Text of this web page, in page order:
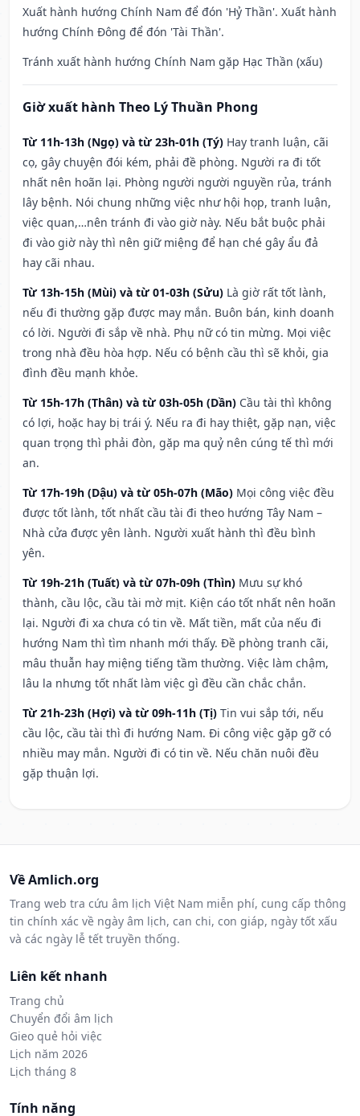
Xuất hành hướng Chính Nam để đón 'Hỷ Thần'. Xuất hành
hướng Chính Đông để đón 'Tài Thần'.
Tránh xuất hành hướng Chính Nam gặp Hạc Thần (xấu)
Giờ xuất hành Theo Lý Thuần Phong
Từ 11h-13h (Ngọ) và từ 23h-01h (Tý) Hay tranh luận, cãi
cọ, gây chuyện đói kém, phải đề phòng. Người ra đi tốt
nhất nên hoãn lại. Phòng người người nguyền rủa, tránh
lây bệnh. Nói chung những việc như hội họp, tranh luận,
việc quan,…nên tránh đi vào giờ này. Nếu bắt buộc phải
đi vào giờ này thì nên giữ miệng để hạn ché gây ẩu đả
hay cãi nhau.
Từ 13h-15h (Mùi) và từ 01-03h (Sửu) Là giờ rất tốt lành,
nếu đi thường gặp được may mắn. Buôn bán, kinh doanh
có lời. Người đi sắp về nhà. Phụ nữ có tin mừng. Mọi việc
trong nhà đều hòa hợp. Nếu có bệnh cầu thì sẽ khỏi, gia
đình đều mạnh khỏe.
Từ 15h-17h (Thân) và từ 03h-05h (Dần) Cầu tài thì không
có lợi, hoặc hay bị trái ý. Nếu ra đi hay thiệt, gặp nạn, việc
quan trọng thì phải đòn, gặp ma quỷ nên cúng tế thì mới
an.
Từ 17h-19h (Dậu) và từ 05h-07h (Mão) Mọi công việc đều
được tốt lành, tốt nhất cầu tài đi theo hướng Tây Nam –
Nhà cửa được yên lành. Người xuất hành thì đều bình
yên.
Từ 19h-21h (Tuất) và từ 07h-09h (Thìn) Mưu sự khó
thành, cầu lộc, cầu tài mờ mịt. Kiện cáo tốt nhất nên hoãn
lại. Người đi xa chưa có tin về. Mất tiền, mất của nếu đi
hướng Nam thì tìm nhanh mới thấy. Đề phòng tranh cãi,
mâu thuẫn hay miệng tiếng tầm thường. Việc làm chậm,
lâu la nhưng tốt nhất làm việc gì đều cần chắc chắn.
Từ 21h-23h (Hợi) và từ 09h-11h (Tị) Tin vui sắp tới, nếu
cầu lộc, cầu tài thì đi hướng Nam. Đi công việc gặp gỡ có
nhiều may mắn. Người đi có tin về. Nếu chăn nuôi đều
gặp thuận lợi.
Về Amlich.org
Trang web tra cứu âm lịch Việt Nam miễn phí, cung cấp thông
tin chính xác về ngày âm lịch, can chi, con giáp, ngày tốt xấu
và các ngày lễ tết truyền thống.
Liên kết nhanh
Trang chủ
Chuyển đổi âm lịch
Gieo quẻ hỏi việc
Lịch năm 2026
Lịch tháng 8
Tính năng